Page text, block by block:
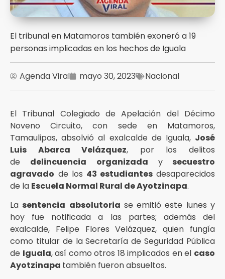
El tribunal en Matamoros también exoneró a 19
personas implicadas en los hechos de Iguala
Agenda Viral mayo 30, 2023 Nacional
El Tribunal Colegiado de Apelación del Décimo
Noveno Circuito, con sede en Matamoros,
Tamaulipas, absolvió al exalcalde de Iguala, José
Luis Abarca Velázquez, por los delitos
de delincuencia organizada ysecuestro
agravado de los 43 estudiantesdesaparecidos
de la Escuela Normal Rural de Ayotzinapa.
La sentencia absolutoria se emitió este lunes y
hoy fue notificada a las partes; además del
exalcalde, Felipe Flores Velázquez, quien fungía
como titular de la Secretaría de Seguridad Pública
de Iguala, así como otros 18 implicados en el caso
Ayotzinapa también fueron absueltos.